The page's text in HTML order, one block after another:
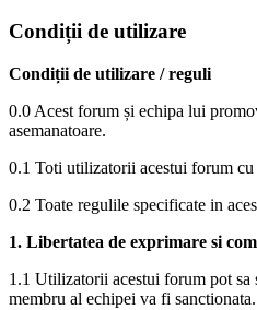
Condiții de utilizare
Condiții de utilizare / reguli
0.0 Acest forum și echipa lui
asemanatoare.
0.1 Toti utilizatorii acestui forum
0.2 Toate regulile specificate in
1. Libertatea de exprimare si
1.1 Utilizatorii acestui forum pot sa
membru al echipei va fi